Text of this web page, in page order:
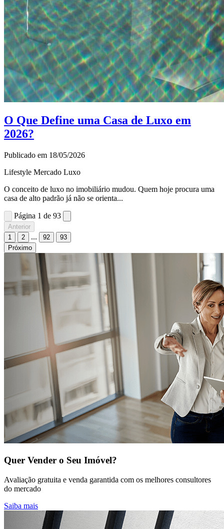
O Que Define uma Casa de Luxo em
2026?
Publicado em 18/05/2026
Lifestyle Mercado Luxo
O conceito de luxo no imobiliário mudou. Quem hoje procura uma
casa de alto padrão já não se orienta...
Página 1 de 93
Anterior
1
2 ... 92
93
Próximo
Quer Vender o Seu Imóvel?
Avaliação gratuita e venda garantida com os melhores consultores
do mercado
Saiba mais